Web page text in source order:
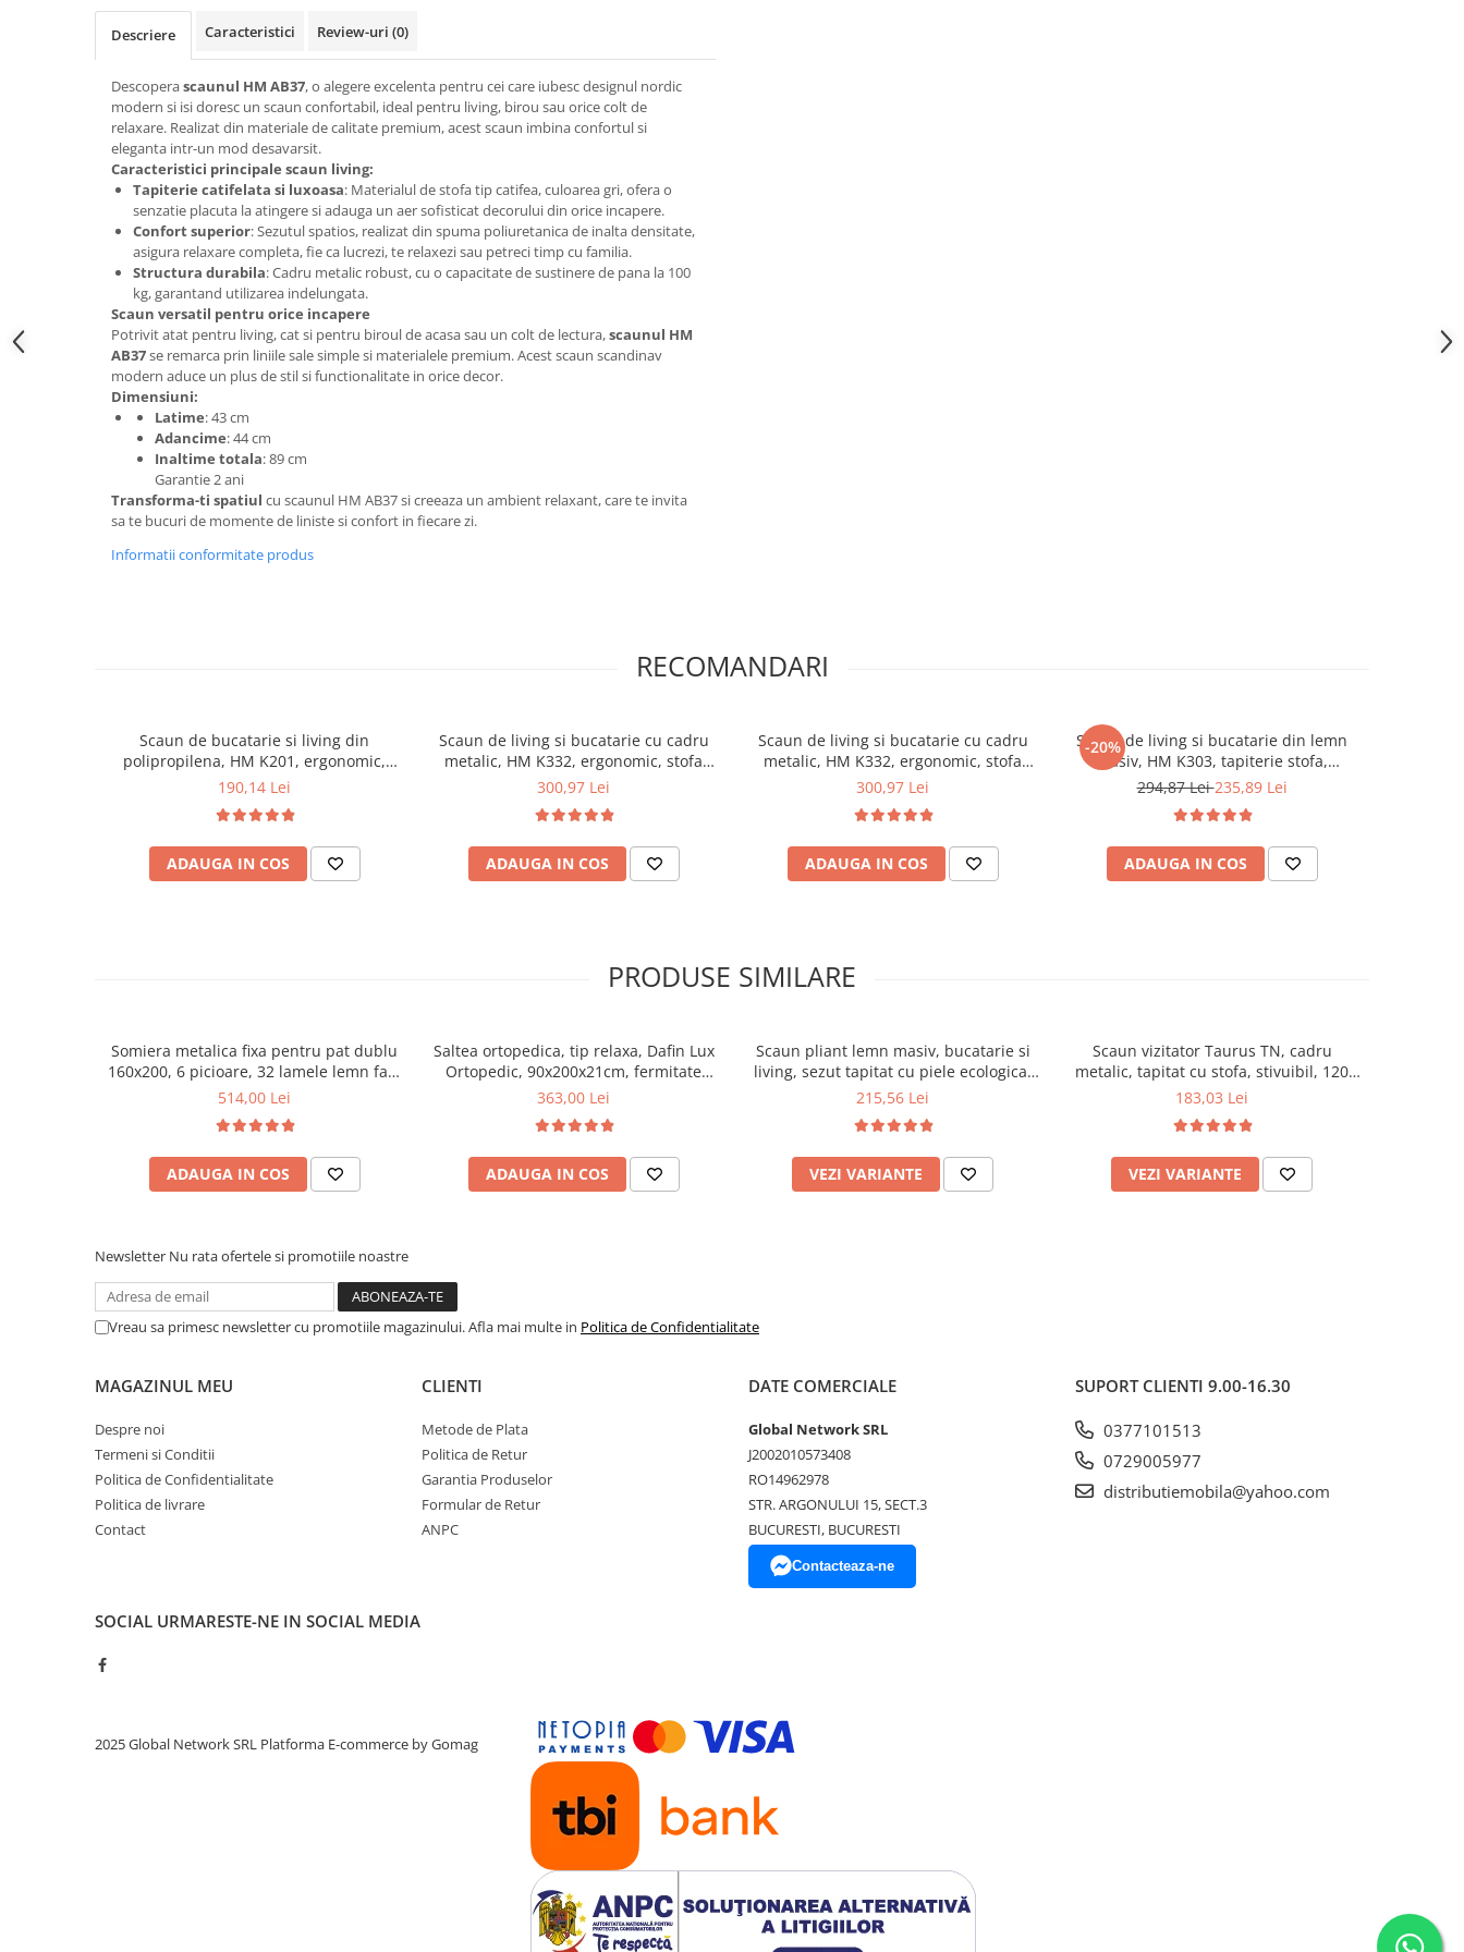
Top saltele 10 cm
Top saltele memory 5 cm
Top saltele MemoHR 6.5 cm
Saltele ieftine
Saltele cu plasa de arcuri
Saltele cu spuma
Scaune manager
Mobilier bucatarie
Mese bucatarie
Scaune pentru bucatarie
Mobila bucatarie
Seturi mese si scaune bucatarie
Suporturi si rafturi pantofi
Seturi mobilier hol
Stender haine
Suport pentru umerase
Mese gradinita
Scaune gradinita
Masa si scaune gradinita
Seturi comode living si dormitor
Descriere Caracteristici Review-uri (0)
Descoperascaunul HM AB37, o alegere excelenta pentru cei care iubesc designul nordic
modern si isi doresc un scaun confortabil, ideal pentru living, birou sau orice colt de
relaxare. Realizat din materiale de calitate premium, acest scaun imbina confortul si
eleganta intr-un mod desavarsit.
Caracteristici principale scaun living:
Tapiterie catifelata si luxoasa: Materialul de stofa tip catifea, culoarea gri, ofera o
senzatie placuta la atingere si adauga un aer sofisticat decorului din orice incapere.
Confort superior: Sezutul spatios, realizat din spuma poliuretanica de inalta densitate,
asigura relaxare completa, fie ca lucrezi, te relaxezi sau petreci timp cu familia.
Structura durabila: Cadru metalic robust, cu o capacitate de sustinere de pana la 100
kg, garantand utilizarea indelungata.
Scaun versatil pentru orice incapere
Potrivit atat pentru living, cat si pentru biroul de acasa sau un colt de lectura,scaunul HM
AB37se remarca prin liniile sale simple si materialele premium. Acest scaun scandinav
modern aduce un plus de stil si functionalitate in orice decor.
Dimensiuni:
Latime: 43 cm
Adancime: 44 cm
Inaltime totala: 89 cm
Garantie 2 ani
Transforma-ti spatiul cu scaunul HM AB37 si creeaza un ambient relaxant, care te invita
sa te bucuri de momente de liniste si confort in fiecare zi.
Informatii conformitate produs
RECOMANDARI
Scaun de bucatarie si living din
polipropilena, HM K201, ergonomic,
baza lemn masiv, tapiterie cu piele
190,14 Lei
ADAUGA IN COS
Scaun de living si bucatarie cu cadru
metalic, HM K332, ergonomic, stofa
velvet, 84x46x61 cm, 100 Kg, Gri
300,97 Lei
ADAUGA IN COS
Scaun de living si bucatarie cu cadru
metalic, HM K332, ergonomic, stofa
velvet, 84x46x61 cm, 100 Kg, Albastru
300,97 Lei
ADAUGA IN COS
-20%
Scaun de living si bucatarie din lemn
masiv, HM K303, tapiterie stofa,
83x48x47 cm, 120 Kg, Albastru
294,87 Lei235,89 Lei
ADAUGA IN COS
PRODUSE SIMILARE
Somiera metalica fixa pentru pat dublu
160x200, 6 picioare, 32 lamele lemn fag,
benzi textile, suport saltea ferm, negru
514,00 Lei
ADAUGA IN COS
Saltea ortopedica, tip relaxa, Dafin Lux
Ortopedic, 90x200x21cm, fermitate
medie, cu plasa de arcuri tip Bonell, fata
Salt Confort
363,00 Lei
ADAUGA IN COS
Scaun pliant lemn masiv, bucatarie si
living, sezut tapitat cu piele ecologica,
100 kg, cires
215,56 Lei
VEZI VARIANTE
Scaun vizitator Taurus TN, cadru
metalic, tapitat cu stofa, stivuibil, 120
kg, negru
183,03 Lei
VEZI VARIANTE
Newsletter Nu rata ofertele si promotiile noastre
Vreau sa primesc newsletter cu promotiile magazinului. Afla mai multe in Politica de Confidentialitate
MAGAZINUL MEU
Despre noi
Termeni si Conditii
Politica de Confidentialitate
Politica de livrare
Contact
CLIENTI
Metode de Plata
Politica de Retur
Garantia Produselor
Formular de Retur
ANPC
DATE COMERCIALE
Global Network SRL
J2002010573408
RO14962978
STR. ARGONULUI 15, SECT.3
BUCURESTI, BUCURESTI
Contacteaza-ne
SUPORT CLIENTI 9.00-16.30
0377101513
0729005977
distributiemobila@yahoo.com
SOCIAL URMARESTE-NE IN SOCIAL MEDIA
2025 Global Network SRL Platforma E-commerce by Gomag